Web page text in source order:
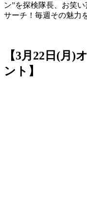
ン”を探検隊長、お笑
サーチ！毎週その魅力
【3月22日(月)
ント】